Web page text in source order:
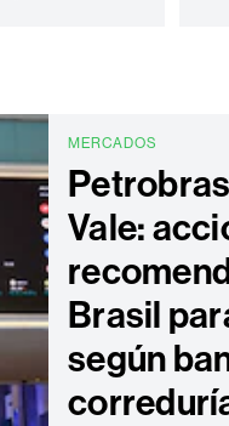
MERCADOS
Vale:
Brasil
según